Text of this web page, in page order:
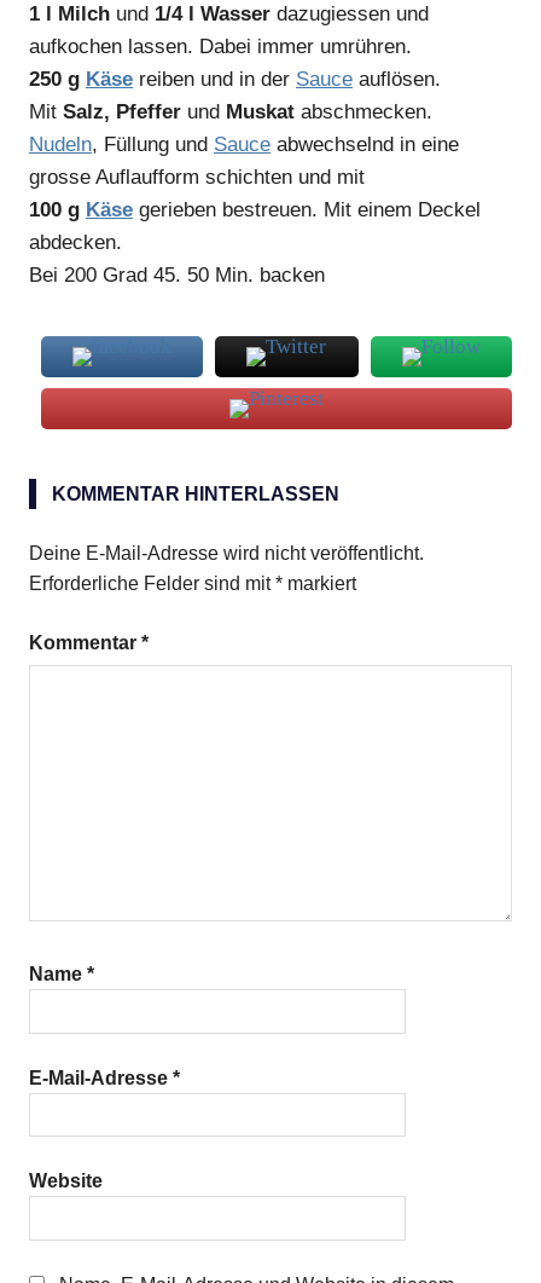
1 l Milch und 1/4 l Wasser dazugiessen und
aufkochen lassen. Dabei immer umrühren.
250 g Käse reiben und in der Sauce auflösen.
Mit Salz, Pfeffer und Muskat abschmecken.
Nudeln, Füllung und Sauce abwechselnd in eine
grosse Auflaufform schichten und mit
100 g Käse gerieben bestreuen. Mit einem Deckel
abdecken.
Bei 200 Grad 45. 50 Min. backen
Lasagneblaetter
KOMMENTAR HINTERLASSEN
Deine E-Mail-Adresse wird nicht veröffentlicht.
Erforderliche Felder sind mit* markiert
Kommentar *
Name *
E-Mail-Adresse *
Website